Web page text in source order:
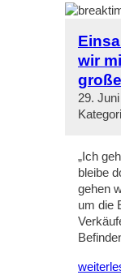
wir
29.
„Ich
bleibe
gehen
um die